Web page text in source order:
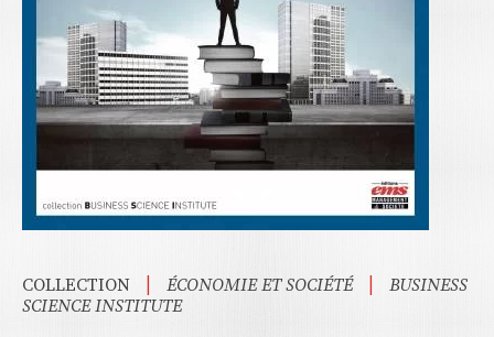
COLLECTION | ÉCONOMIE ET SOCIÉTÉ |
BUSINESS
SCIENCE INSTITUTE